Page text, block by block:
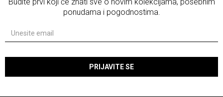
ponudama i pogodnostima.
PRIJAVITE SE